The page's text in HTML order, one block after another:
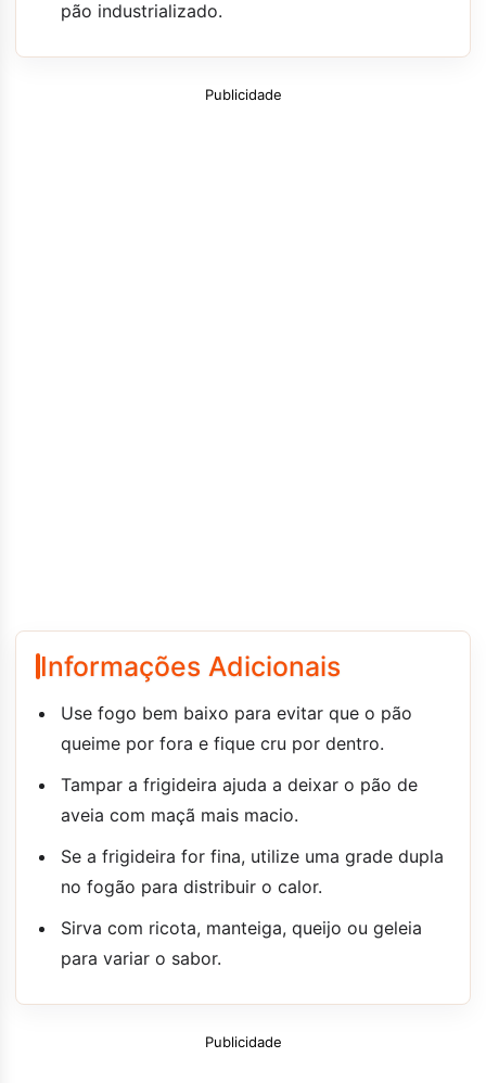
pão industrializado.
Publicidade
Informações Adicionais
Use fogo bem baixo para evitar que o pão
queime por fora e fique cru por dentro.
Tampar a frigideira ajuda a deixar o pão de
aveia com maçã mais macio.
Se a frigideira for fina, utilize uma grade dupla
no fogão para distribuir o calor.
Sirva com ricota, manteiga, queijo ou geleia
para variar o sabor.
Publicidade